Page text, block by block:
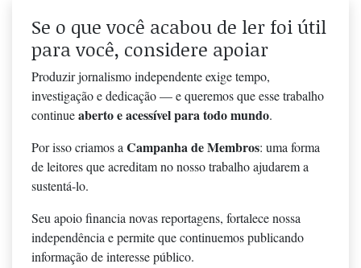
Se o que você acabou de ler foi útil
para você, considere apoiar
Produzir jornalismo independente exige tempo,
investigação e dedicação — e queremos que esse trabalho
continueaberto e acessível para todo mundo.
Por isso criamos a Campanha de Membros: uma forma
de leitores que acreditam no nosso trabalho ajudarem a
sustentá-lo.
Seu apoio financia novas reportagens, fortalece nossa
independência e permite que continuemos publicando
informação de interesse público.